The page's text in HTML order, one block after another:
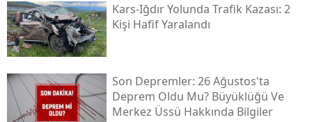
Tunceli
Van
Kars-Iğdır Yolunda Trafik Kazası: 2
Kişi Hafif Yaralandı
Son Depremler: 26 Ağustos'ta
Deprem Oldu Mu? Büyüklüğü Ve
Merkez Üssü Hakkında Bilgiler